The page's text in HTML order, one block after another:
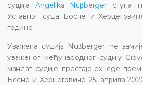
судија Angelika Nuβberger ступа
Уставног суда Босне и
године.
Уважена судија Nuβberger ће
уваженог међународног судију
мандат судије престаје ex lege
Босне и Херцеговине 25. априла